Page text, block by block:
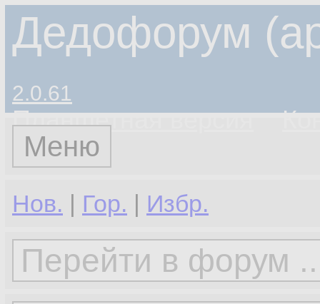
Дедофорум
2.0.61
Планшетная версия
Меню
Нов. | Гор. | Избр.